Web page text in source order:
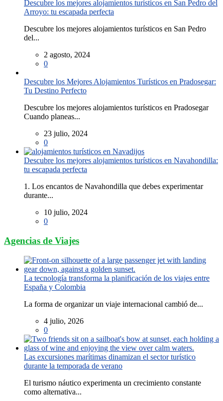
Descubre los mejores alojamientos turísticos en San Pedro del
Arroyo: tu escapada perfecta
Descubre los mejores alojamientos turísticos en San Pedro
del...
2 agosto, 2024
0
Descubre los Mejores Alojamientos Turísticos en Pradosegar:
Tu Destino Perfecto
Descubre los mejores alojamientos turísticos en Pradosegar
Cuando planeas...
23 julio, 2024
0
Descubre los mejores alojamientos turísticos en Navahondilla:
tu escapada perfecta
1. Los encantos de Navahondilla que debes experimentar
durante...
10 julio, 2024
0
Agencias de Viajes
La tecnología transforma la planificación de los viajes entre
España y Colombia
La forma de organizar un viaje internacional cambió de...
4 julio, 2026
0
Las excursiones marítimas dinamizan el sector turístico
durante la temporada de verano
El turismo náutico experimenta un crecimiento constante
como alternativa...